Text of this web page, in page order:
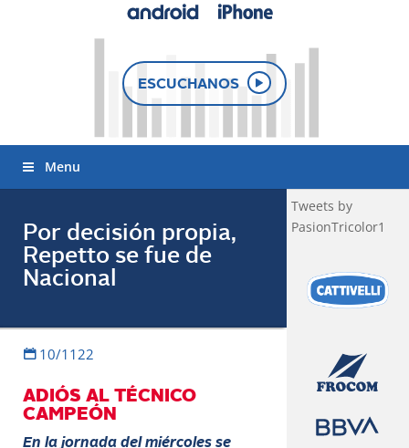
ESCUCHANOS
Menu
Por decisión propia,
Repetto se fue de
Nacional
10/1122
ADIÓS AL TÉCNICO
CAMPEÓN
En la jornada del miércoles se
Tweets by
PasionTricolor1